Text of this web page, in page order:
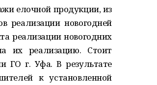
елочной продукции, из
реализации новогодней
реализации новогодних
их реализацию. Стоит
ГО г. Уфа. В результате
к установленной